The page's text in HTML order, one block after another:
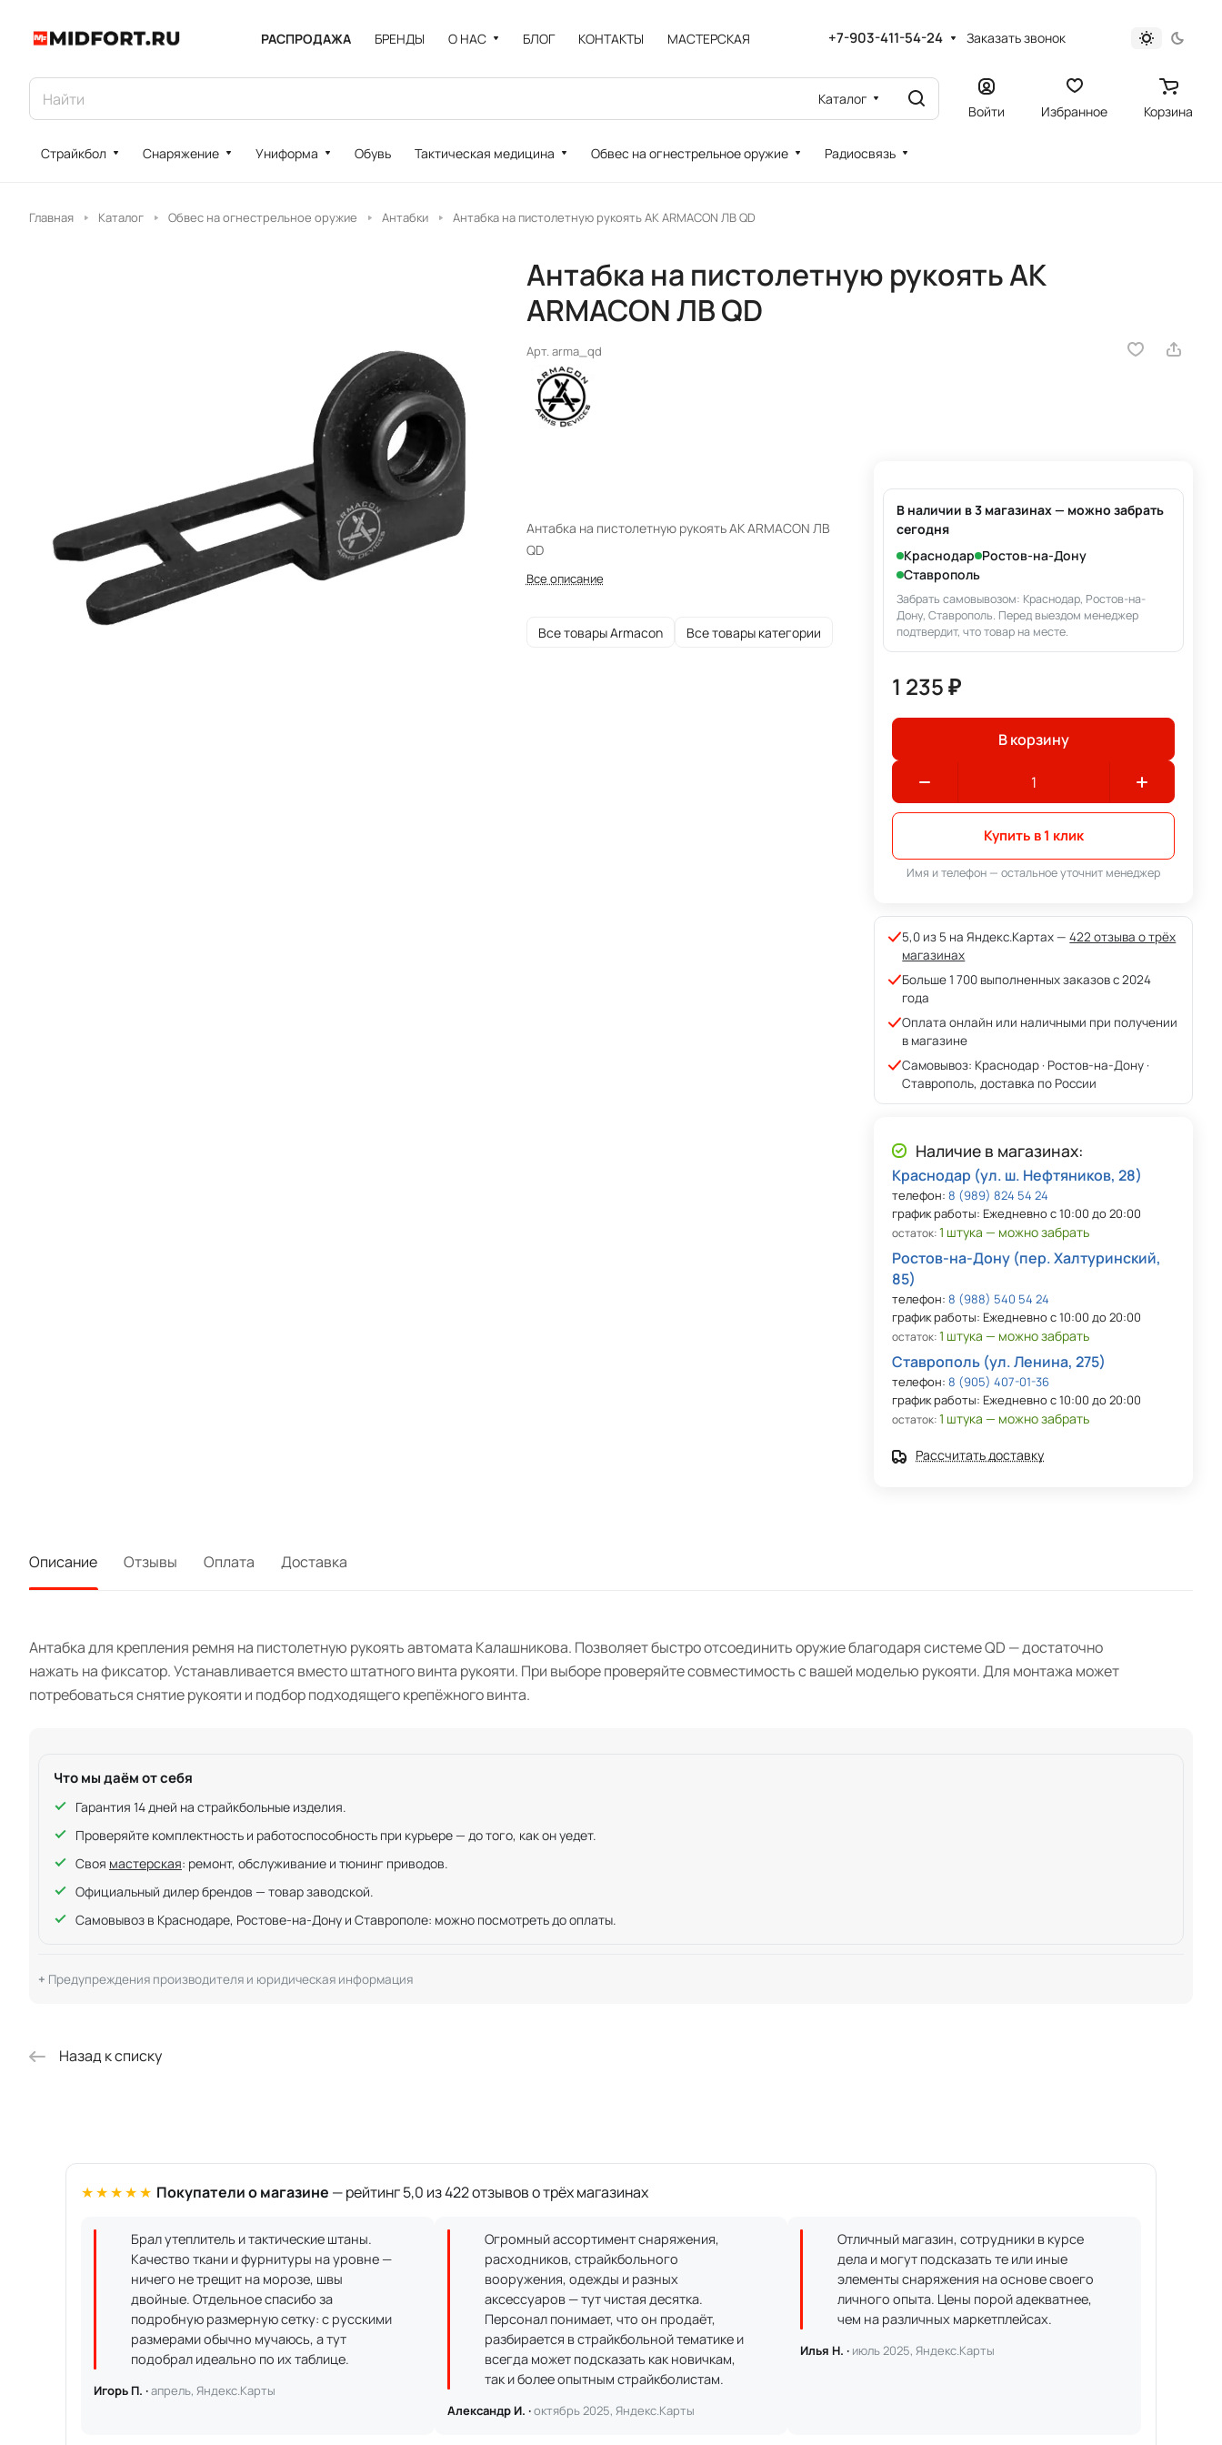
РАСПРОДАЖА БРЕНДЫ О НАС БЛОГ КОНТАКТЫ МАСТЕРСКАЯ +7-903-411-54-24 Заказать звонок
Каталог
Войти Избранное Корзина
Страйкбол Снаряжение Униформа Обувь Тактическая медицина Обвес на огнестрельное оружие Радиосвязь
Главная Каталог Обвес на огнестрельное оружие Антабки Антабка на пистолетную рукоять АК ARMACON ЛВ QD
Антабка на пистолетную рукоять АК
ARMACON ЛВ QD
Арт.arma_qd
Антабка на пистолетную рукоять АК ARMACON ЛВ
QD
Все описание
Все товары Armacon Все товары категории
В наличии в 3 магазинах — можно забрать
сегодня
Краснодар Ростов-на-Дону
Ставрополь
Забрать самовывозом: Краснодар, Ростов-на-
Дону, Ставрополь. Перед выездом менеджер
подтвердит, что товар на месте.
1 235 ₽
В корзину
Купить в 1 клик
Имя и телефон — остальное уточнит менеджер
5,0 из 5 на Яндекс.Картах —422 отзыва о трёх
магазинах
Больше 1 700 выполненных заказов с 2024
года
Оплата онлайн или наличными при получении
в магазине
Самовывоз: Краснодар · Ростов-на-Дону ·
Ставрополь, доставка по России
Наличие в магазинах:
Краснодар (ул. ш. Нефтяников, 28)
телефон:8 (989) 824 54 24
график работы: Ежедневно с 10:00 до 20:00
остаток:1 штука — можно забрать
Ростов-на-Дону (пер. Халтуринский,
85)
телефон:8 (988) 540 54 24
график работы: Ежедневно с 10:00 до 20:00
остаток:1 штука — можно забрать
Ставрополь (ул. Ленина, 275)
телефон:8 (905) 407-01-36
график работы: Ежедневно с 10:00 до 20:00
остаток:1 штука — можно забрать
Рассчитать доставку
Описание Отзывы Оплата Доставка
Антабка для крепления ремня на пистолетную рукоять автомата Калашникова. Позволяет быстро отсоединить оружие благодаря системе QD — достаточно
нажать на фиксатор. Устанавливается вместо штатного винта рукояти. При выборе проверяйте совместимость с вашей моделью рукояти. Для монтажа может
потребоваться снятие рукояти и подбор подходящего крепёжного винта.
Что мы даём от себя
Гарантия 14 дней на страйкбольные изделия.
Проверяйте комплектность и работоспособность при курьере — до того, как он уедет.
Своя мастерская: ремонт, обслуживание и тюнинг приводов.
Официальный дилер брендов — товар заводской.
Самовывоз в Краснодаре, Ростове-на-Дону и Ставрополе: можно посмотреть до оплаты.
Предупреждения производителя и юридическая информация
Назад к списку
★★★★★ Покупатели о магазине — рейтинг 5,0 из 422 отзывов о трёх магазинах
Брал утеплитель и тактические штаны.
Качество ткани и фурнитуры на уровне —
ничего не трещит на морозе, швы
двойные. Отдельное спасибо за
подробную размерную сетку: с русскими
размерами обычно мучаюсь, а тут
подобрал идеально по их таблице.
Игорь П. ·апрель, Яндекс.Карты
Огромный ассортимент снаряжения,
расходников, страйкбольного
вооружения, одежды и разных
аксессуаров — тут чистая десятка.
Персонал понимает, что он продаёт,
разбирается в страйкбольной тематике и
всегда может подсказать как новичкам,
так и более опытным страйкболистам.
Александр И. ·октябрь 2025, Яндекс.Карты
Отличный магазин, сотрудники в курсе
дела и могут подсказать те или иные
элементы снаряжения на основе своего
личного опыта. Цены порой адекватнее,
чем на различных маркетплейсах.
Илья Н. · июль 2025, Яндекс.Карты